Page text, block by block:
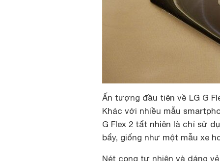
Ấn tượng đầu tiên về LG G
Khác với nhiều mẫu
G Flex 2 tất nhiên là chỉ sử
bẩy, giống như một mẫu xe
Nét cong tự nhiên và dáng